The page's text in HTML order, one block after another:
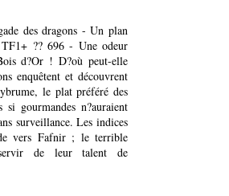
des dragons - Un plan
?? 696 - Une odeur
d?Or ! D?où peut-elle
enquêtent et découvrent
le plat préféré des
si gourmandes n?auraient
surveillance. Les indices
vers Fafnir ; le terrible
de leur talent de